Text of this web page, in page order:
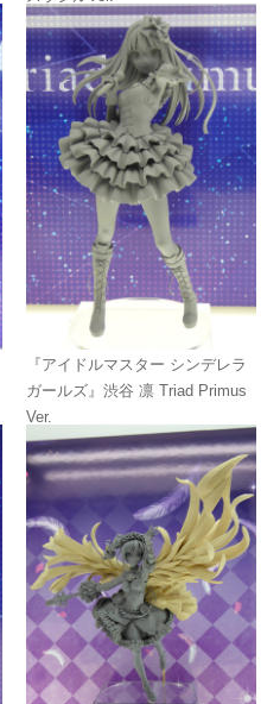
『アイドルマスター シンデレラ
ガールズ』渋谷 凛 Triad Primus
Ver.